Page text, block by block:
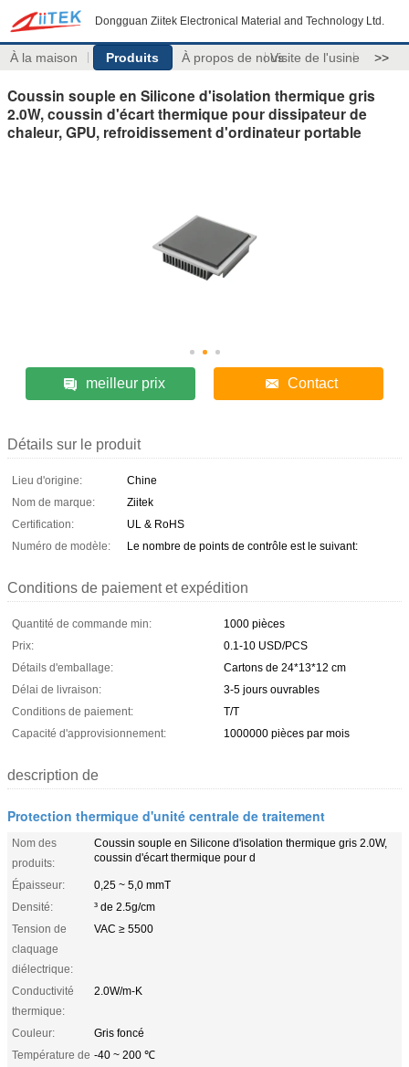
Dongguan Ziitek Electronical Material and Technology Ltd.
À la maison Produits À propos de nousVisite de l'usine >>
Coussin souple en Silicone d'isolation thermique gris
2.0W, coussin d'écart thermique pour dissipateur de
chaleur, GPU, refroidissement d'ordinateur portable
meilleur prix Contact
Détails sur le produit
Lieu d'origine:
Chine
Nom de marque:
Ziitek
Certification:
UL & RoHS
Numéro de modèle:
Le nombre de points de contrôle est le suivant:
Conditions de paiement et expédition
Quantité de commande min:
1000 pièces
Prix:
0.1-10 USD/PCS
Détails d'emballage:
Cartons de 24*13*12 cm
Délai de livraison:
3-5 jours ouvrables
Conditions de paiement:
T/T
Capacité d'approvisionnement:
1000000 pièces par mois
description de
Protection thermique d'unité centrale de traitement
Nom des
produits:
Coussin souple en Silicone d'isolation thermique gris 2.0W,
coussin d'écart thermique pour d
Épaisseur:
0,25 ~ 5,0 mmT
Densité:
³ de 2.5g/cm
Tension de
claquage
diélectrique:
VAC ≥ 5500
Conductivité
thermique:
2.0W/m-K
Couleur:
Gris foncé
Température de -40 ~ 200 ℃